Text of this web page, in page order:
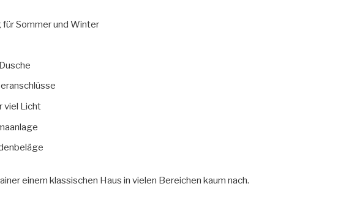
Sommer und Winter
viel Licht
einem klassischen Haus in vielen Bereichen kaum nach.